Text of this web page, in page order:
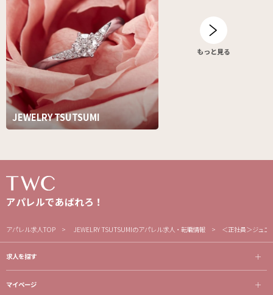
JEWELRY TSUTSUMI
もっと見る
アパレルであばれろ！
アパレル求人TOP JEWELRY TSUTSUMIのアパレル求人・転職情報 ＜正社員＞ジュ
求人を探す
マイページ